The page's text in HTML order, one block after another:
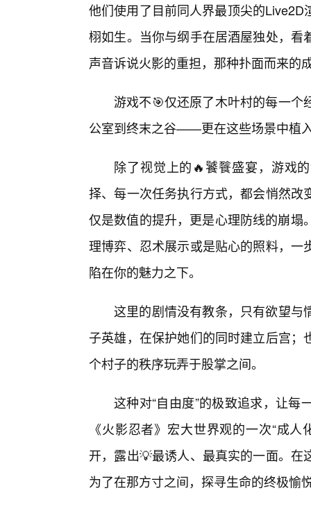
他们使用了目前同人界最顶尖的
栩如生。当你与纲手在居酒屋独处，
声音诉说火影的重担，那种扑面而来的
游戏不🎯仅还原了木叶村的每一
公室到终末之谷——更在这些场景中植
除了视觉上的🔥饕餮盛宴，游戏
择、每一次任务执行方式，都会悄然
仅是数值的提升，更是心理防线的崩
理博弈、忍术展示或是贴心的照料，
陷在你的魅力之下。
这里的剧情没有教条，只有欲望与
子英雄，在保护她们的同时建立后宫
个村子的秩序玩弄于股掌之间。
这种对“自由度”的极致追求，让
《火影忍者》宏大世界观的一次“成
开，露出💡最诱人、最真实的一面。
为了在那方寸之间，探寻生命的终极愉